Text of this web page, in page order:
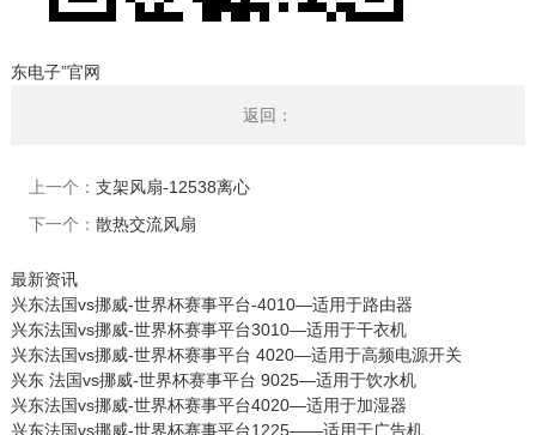
东电子”官网
返回：
上一个： 支架风扇-12538离心
下一个： 散热交流风扇
最新资讯
兴东法国vs挪威-世界杯赛事平台-4010—适用于路由器
兴东法国vs挪威-世界杯赛事平台3010—适用于干衣机
兴东法国vs挪威-世界杯赛事平台 4020—适用于高频电源开关
兴东 法国vs挪威-世界杯赛事平台 9025—适用于饮水机
兴东法国vs挪威-世界杯赛事平台4020—适用于加湿器
兴东法国vs挪威-世界杯赛事平台1225——适用于广告机